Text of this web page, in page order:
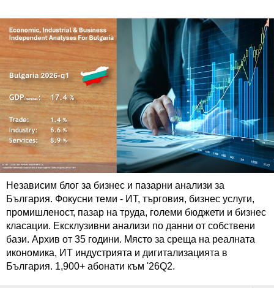
Независим блог за бизнес и пазарни анализи за
България. Фокусни теми - ИТ, търговия, бизнес услуги,
промишленост, пазар на труда, големи бюджети и бизнес
класации. Ексклузивни анализи по данни от собствени
бази. Архив от 35 години. Място за среща на реалната
икономика, ИТ индустрията и дигитализацията в
България. 1,900+ абонати към '26Q2.